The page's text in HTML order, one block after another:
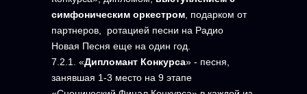
симфоническим оркестром, подарком от
партнеров, ротацией песни на Радио
Новая Песня еще на один год.
7.2.1. «Дипломант Конкурса» - песня,
занявшая 1-3 место на 9 этапе